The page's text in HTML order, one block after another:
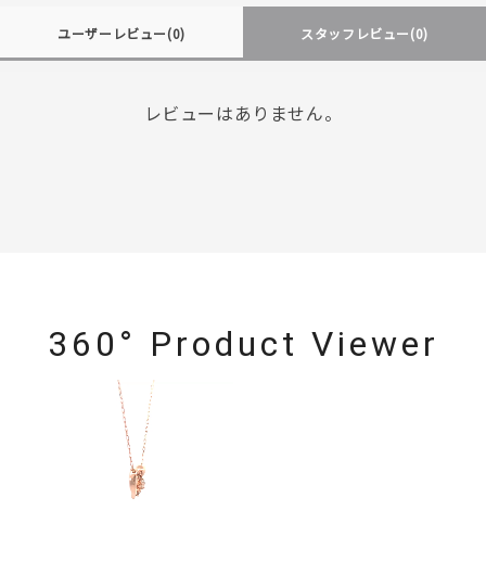
ユーザーレビュー(0) スタッフレビュー(0)
レビューはありません。
360° Product Viewer